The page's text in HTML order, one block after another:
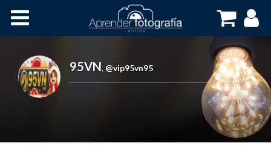
Cursos OnLine
95VN, @vip95vn95